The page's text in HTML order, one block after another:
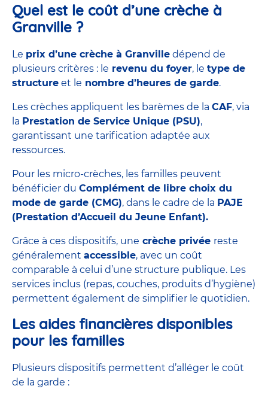
Quel est le coût d’une crèche à
Granville ?
Le prix d’une crèche à Granville dépend de
plusieurs critères : le revenu du foyer, le type de
structure et le nombre d’heures de garde.
Les crèches appliquent les barèmes de la CAF, via
la Prestation de Service Unique (PSU),
garantissant une tarification adaptée aux
ressources.
Pour les micro-crèches, les familles peuvent
bénéficier du Complément de libre choix du
mode de garde (CMG), dans le cadre de la PAJE
(Prestation d’Accueil du Jeune Enfant).
Grâce à ces dispositifs, une crèche privée reste
généralement accessible, avec un coût
comparable à celui d’une structure publique. Les
services inclus (repas, couches, produits d’hygiène)
permettent également de simplifier le quotidien.
Les aides financières disponibles
pour les familles
Plusieurs dispositifs permettent d’alléger le coût
de la garde :